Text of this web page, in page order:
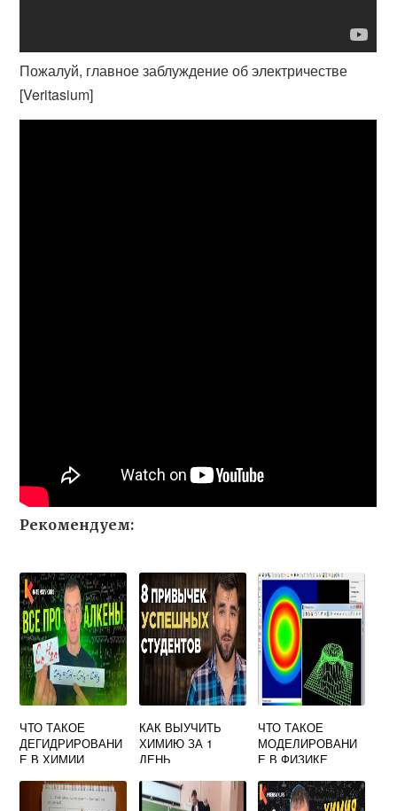
Пожалуй, главное заблуждение об электричестве
[Veritasium]
Рекомендуем:
ЧТО ТАКОЕ
ДЕГИДРИРОВАНИ
Е В ХИМИИ
КАК ВЫУЧИТЬ
ХИМИЮ ЗА 1
ДЕНЬ
ЧТО ТАКОЕ
МОДЕЛИРОВАНИ
Е В ФИЗИКЕ